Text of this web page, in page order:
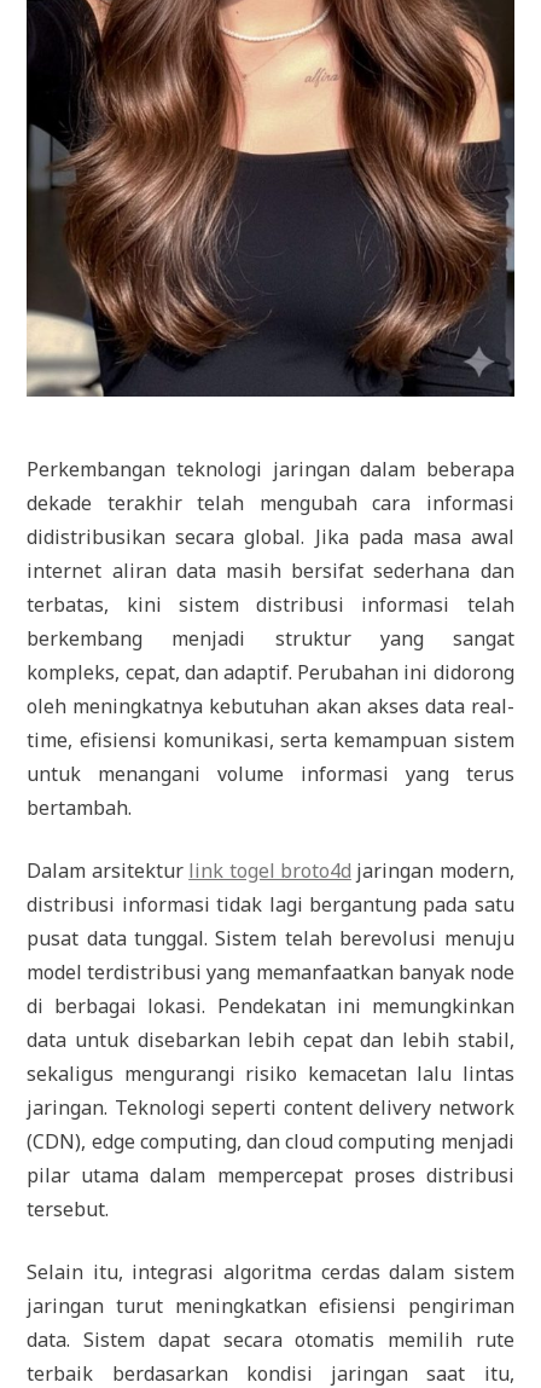
Perkembangan teknologi jaringan dalam beberapa
dekade terakhir telah mengubah cara informasi
didistribusikan secara global. Jika pada masa awal
internet aliran data masih bersifat sederhana dan
terbatas, kini sistem distribusi informasi telah
berkembang menjadi struktur yang sangat
kompleks, cepat, dan adaptif. Perubahan ini didorong
oleh meningkatnya kebutuhan akan akses data real-
time, efisiensi komunikasi, serta kemampuan sistem
untuk menangani volume informasi yang terus
bertambah.
Dalam arsitektur link togel broto4d jaringan modern,
distribusi informasi tidak lagi bergantung pada satu
pusat data tunggal. Sistem telah berevolusi menuju
model terdistribusi yang memanfaatkan banyak node
di berbagai lokasi. Pendekatan ini memungkinkan
data untuk disebarkan lebih cepat dan lebih stabil,
sekaligus mengurangi risiko kemacetan lalu lintas
jaringan. Teknologi seperti content delivery network
(CDN), edge computing, dan cloud computing menjadi
pilar utama dalam mempercepat proses distribusi
tersebut.
Selain itu, integrasi algoritma cerdas dalam sistem
jaringan turut meningkatkan efisiensi pengiriman
data. Sistem dapat secara otomatis memilih rute
terbaik berdasarkan kondisi jaringan saat itu,